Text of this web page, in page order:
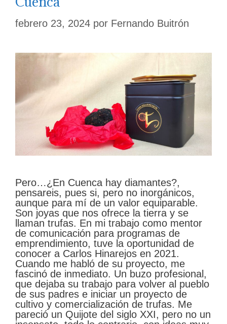
febrero 23, 2024 por Fernando Buitrón
Pero…¿En Cuenca hay diamantes?,
pensareis, pues si, pero no inorgánicos,
aunque para mí de un valor equiparable.
Son joyas que nos ofrece la tierra y se
llaman trufas. En mi trabajo como mentor
de comunicación para programas de
emprendimiento, tuve la oportunidad de
conocer a Carlos Hinarejos en 2021.
Cuando me habló de su proyecto, me
fascinó de inmediato. Un buzo profesional,
que dejaba su trabajo para volver al pueblo
de sus padres e iniciar un proyecto de
cultivo y comercialización de trufas. Me
pareció un Quijote del siglo XXI, pero no un